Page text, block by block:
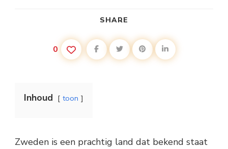
SHARE
0
Inhoud toon
Zweden is een prachtig land dat bekend staat